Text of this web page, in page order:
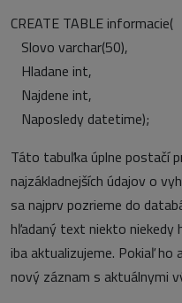
CREATE TABLE informacie(
Slovo varchar(50),
Hladane int,
Najdene int,
Naposledy datetime);
Táto tabuľka úplne postačí
najzákladnejších údajov o
sa najprv pozrieme do
hľadaný text niekto niekedy
iba aktualizujeme. Pokiaľ
nový záznam s aktuálnymi